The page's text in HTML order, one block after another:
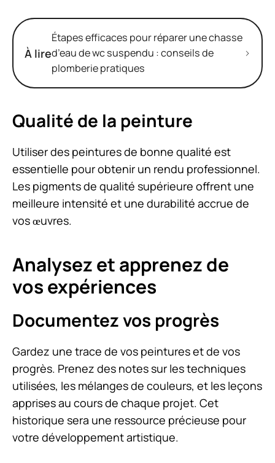
À lire
Étapes efficaces pour réparer une chasse
d’eau de wc suspendu : conseils de
plomberie pratiques
Qualité de la peinture
Utiliser des peintures de bonne qualité est
essentielle pour obtenir un rendu professionnel.
Les pigments de qualité supérieure offrent une
meilleure intensité et une durabilité accrue de
vos œuvres.
Analysez et apprenez de
vos expériences
Documentez vos progrès
Gardez une trace de vos peintures et de vos
progrès. Prenez des notes sur les techniques
utilisées, les mélanges de couleurs, et les leçons
apprises au cours de chaque projet. Cet
historique sera une ressource précieuse pour
votre développement artistique.